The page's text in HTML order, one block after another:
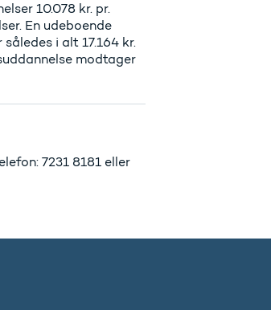
10.078 kr. pr.
En udeboende
i alt 17.164 kr.
modtager
7231 8181 eller